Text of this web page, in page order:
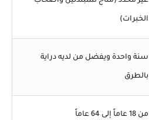
الخبرات)
سنة واحدة ويفضل من لديه دراية
بالطرق
من 18 عاماً إلى 64 عاماً